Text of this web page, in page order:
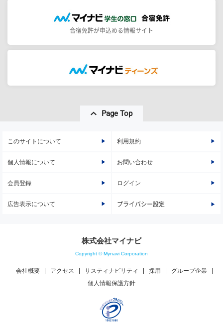
合宿免許が申込める情報サイト
Page Top
このサイトについて 利用規約
個人情報について お問い合わせ
会員登録 ログイン
広告表示について プライバシー設定
株式会社マイナビ
Copyright © Mynavi Corporation
会社概要 アクセス サスティナビリティ 採用
グループ企業
個人情報保護方針